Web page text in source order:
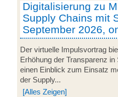
Digitalisierung zu
Supply Chains mit
September 2026,
Der virtuelle Impulsvortrag
Erhöhung der Transparenz
einen Einblick zum Einsatz
der Supply...
[Alles Zeigen]